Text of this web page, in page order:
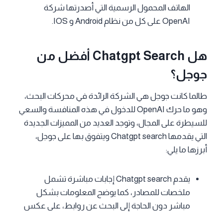
الهاتف المحمول الرسمية التي أصدرتها شركة
OpenAI على كل من نظام Android و IOS.
هل Chatgpt Search أفضل من
جوجل؟
طالما كانت جوجل هي الشركة الرائدة في محركات البحث،
وهو ما حرك OpenAI للدخول في هذه المنافسة والسعي
للسيطرة على المجال، وتوجد العديد من المميزات الجديدة
التي يقدمها Chatgpt search ويتفوق بها على جوجل،
أبرزها ما يلي:
يقدم Chatgpt search إجابات مباشرة تشمل
ملخصات للمصادر، كما يوضح المعلومات بشكل
مباشر دون الحاجة إلى البحث عن روابط، على عكس